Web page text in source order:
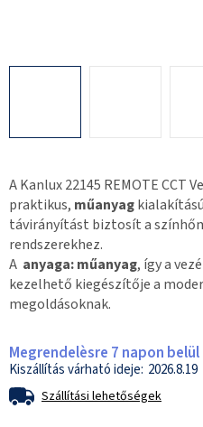
A Kanlux 22145 REMOTE CCT
praktikus, műanyag
távirányítást biztosít a
rendszerekhez.
A anyaga: műanyag, így a
kezelhető kiegészítője a
megoldásoknak.
Megrendelèsre 7 napon belül
2026.8.19
Szállítási lehetőségek